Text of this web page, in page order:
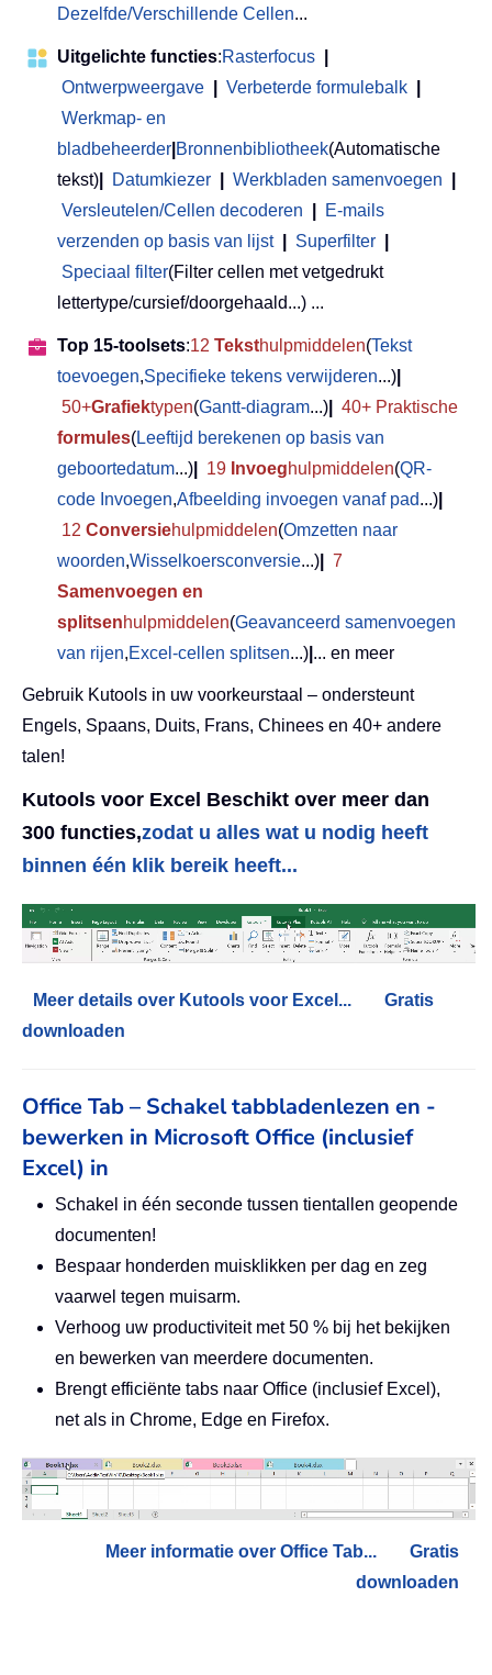
Dezelfde/Verschillende Cellen...
Uitgelichte functies:Rasterfocus
Ontwerpweergave
Verbeterde formulebalk
Werkmap- en
bladbeheerder Bronnenbibliotheek(Automatische
tekst)
Datumkiezer Werkbladen samenvoegen
Versleutelen/Cellen decoderen
E-mails
verzenden op basis van lijst
Superfilter
Speciaal filter(Filter cellen met vetgedrukt
lettertype/cursief/doorgehaald...) ...
Top 15-toolsets:12 Teksthulpmiddelen(Tekst
toevoegen,Specifieke tekens verwijderen...)
50+Grafiektypen(Gantt-diagram...)
40+ Praktische
formules(Leeftijd berekenen op basis van
geboortedatum...) 19 Invoeghulpmiddelen(QR-
code Invoegen,Afbeelding invoegen vanaf pad...)
12 Conversiehulpmiddelen(Omzetten naar
woorden,Wisselkoersconversie...)
7
Samenvoegen en
splitsenhulpmiddelen(Geavanceerd samenvoegen
van rijen,Excel-cellen splitsen...) ... en meer
Gebruik Kutools in uw voorkeurstaal – ondersteunt
Engels, Spaans, Duits, Frans, Chinees en 40+ andere
talen!
Kutools voor Excel Beschikt over meer dan
300 functies,zodat u alles wat u nodig heeft
binnen één klik bereik heeft...
Meer details over Kutools voor Excel...
Gratis
downloaden
Office Tab – Schakel tabbladenlezen en -
bewerken in Microsoft Office (inclusief
Excel) in
Schakel in één seconde tussen tientallen geopende
documenten!
Bespaar honderden muisklikken per dag en zeg
vaarwel tegen muisarm.
Verhoog uw productiviteit met 50 % bij het bekijken
en bewerken van meerdere documenten.
Brengt efficiënte tabs naar Office (inclusief Excel),
net als in Chrome, Edge en Firefox.
Meer informatie over Office Tab...
Gratis
downloaden